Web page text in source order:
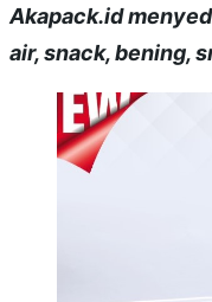
Akapack.id
air, snack, bening,